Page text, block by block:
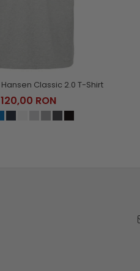
Classic 2.0 T-Shirt
120,00 RON